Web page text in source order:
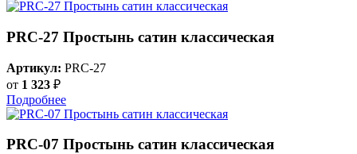
PRC-27 Простынь сатин классическая
Артикул: PRC-27
от 1 323 ₽
Подробнее
PRC-07 Простынь сатин классическая